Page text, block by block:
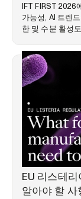
IFT FIRST 2026
가능성, AI 트렌
한 및 수분 활성
시장 동향
EU 리스테
알아야 할 사